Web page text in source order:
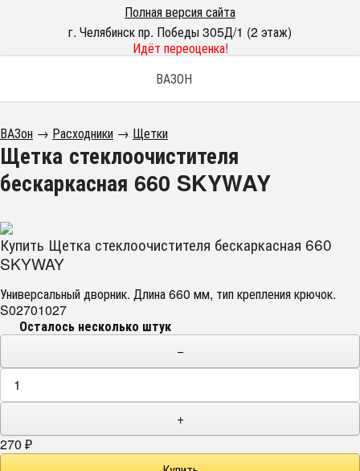
Полная версия сайта
г. Челябинск пр. Победы 305Д/1 (2 этаж)
Идёт переоценка!
ВАЗОН
ВАЗон → Расходники → Щетки
Щетка стеклоочистителя
бескаркасная 660 SKYWAY
Купить Щетка стеклоочистителя бескаркасная 660
SKYWAY
Универсальный дворник. Длина 660 мм, тип крепления крючок.
S02701027
Осталось несколько штук
−
+
270 ₽